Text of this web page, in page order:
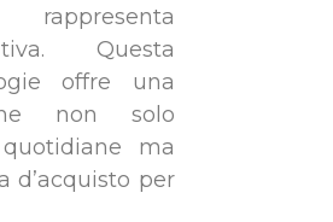
Questa
offre una
non solo
ma
d’acquisto per